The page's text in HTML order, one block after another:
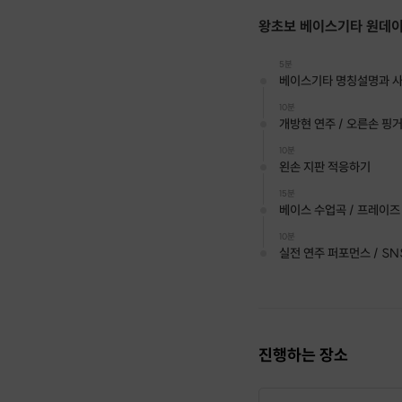
⭐ 특별한 클래스
실제 음악 작업
(강요 없이,
왕초보 베이스기타 원데
5분
베이스기타 명칭설명과
10분
개방현 연주 / 오른손 핑
10분
왼손 지판 적응하기
15분
베이스 수업곡 / 프레이
10분
실전 연주 퍼포먼스 /
진행하는 장소